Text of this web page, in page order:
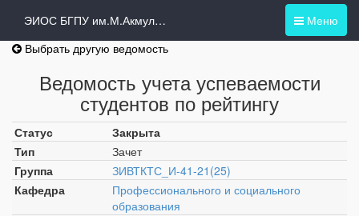
Меню
ЭИОС БГПУ им.М.Акмуллы
Выбрать другую ведомость
Ведомость учета успеваемости
студентов по рейтингу
Статус
Закрыта
Тип
Зачет
Группа
ЗИВТКТС_И-41-21(25)
Кафедра
Профессионального и социального
образования